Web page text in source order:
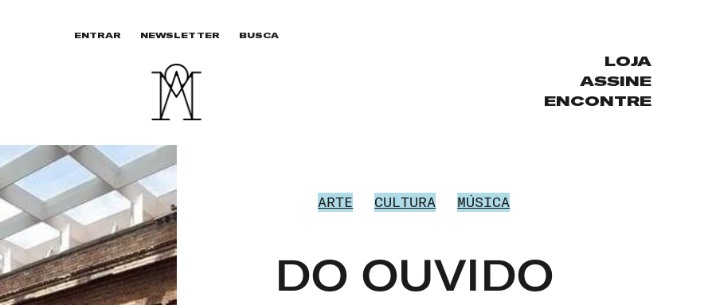
ENTRAR NEWSLETTER BUSCA
LOJA
ASSINE
ENCONTRE
ARTE CULTURA MÚSICA
DO OUVIDO